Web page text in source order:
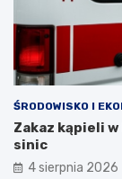
ŚRODOWISKO I
Zakaz kąpieli
sinic
4 sierpnia 2026